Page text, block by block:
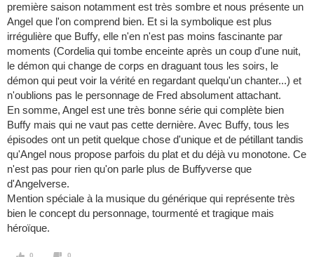
première saison notamment est très sombre et nous présente un
Angel que l'on comprend bien. Et si la symbolique est plus
irrégulière que Buffy, elle n'en n'est pas moins fascinante par
moments (Cordelia qui tombe enceinte après un coup d'une nuit,
le démon qui change de corps en draguant tous les soirs, le
démon qui peut voir la vérité en regardant quelqu'un chanter...) et
n'oublions pas le personnage de Fred absolument attachant.
En somme, Angel est une très bonne série qui complète bien
Buffy mais qui ne vaut pas cette dernière. Avec Buffy, tous les
épisodes ont un petit quelque chose d'unique et de pétillant tandis
qu'Angel nous propose parfois du plat et du déjà vu monotone. Ce
n'est pas pour rien qu'on parle plus de Buffyverse que
d'Angelverse.
Mention spéciale à la musique du générique qui représente très
bien le concept du personnage, tourmenté et tragique mais
héroïque.